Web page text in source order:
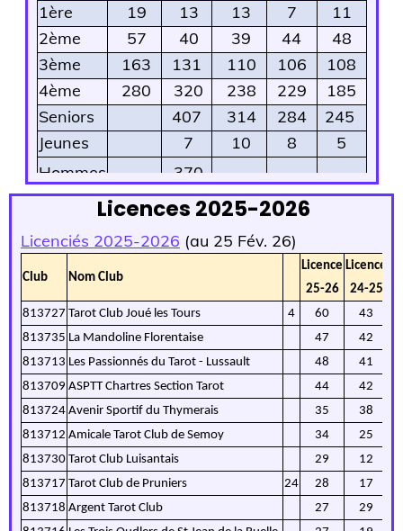
1ère
19 13 13 7
11
2ème
57 40 39 44
48
3ème
163 131 110 106
108
4ème
280 320 238 229
185
Seniors
407 314 284
245
Jeunes
7 10 8
5
Hommes
370
Femmes
134
Licences 2025-2026
Licenciés 2025-2026 (au 25 Fév. 26)
Club Nom Club
Licence Licence
25-26
24-25
813727 Tarot Club Joué les Tours 4 60
43
813735 La Mandoline Florentaise 47
42
813713 Les Passionnés du Tarot - Lussault 48
41
813709 ASPTT Chartres Section Tarot 44
42
813724 Avenir Sportif du Thymerais 35
38
813712 Amicale Tarot Club de Semoy 34
25
813730 Tarot Club Luisantais 29
12
813717 Tarot Club de Pruniers 24 28
17
813718 Argent Tarot Club 27
29